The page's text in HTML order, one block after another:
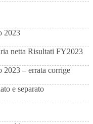
2023
netta Risultati FY2023
2023 – errata corrige
e separato